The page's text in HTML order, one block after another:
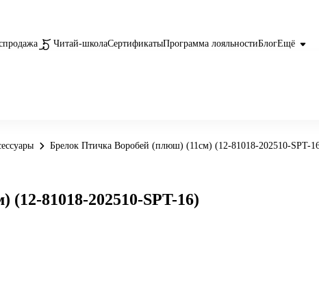
Читай-школаСертификатыПрограмма лояльностиБлогЕщё
Брелок Птичка Воробей (плюш) (11см) (12-81018-202510-SPT-
81018-202510-SPT-16)